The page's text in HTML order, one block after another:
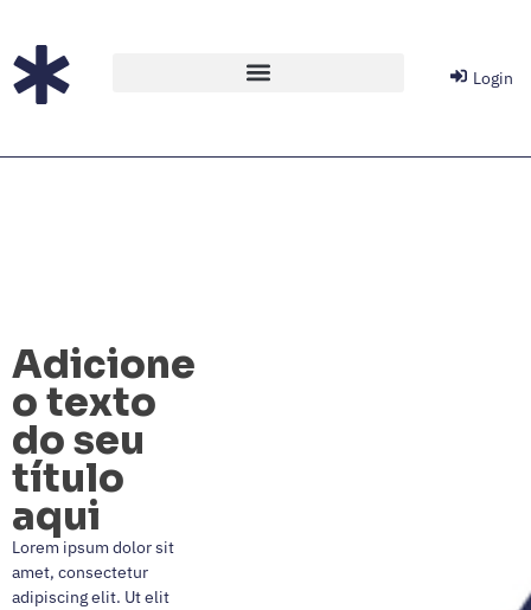
Login
Adicione
o texto
do seu
título
aqui
Lorem ipsum dolor sit
amet, consectetur
adipiscing elit. Ut elit